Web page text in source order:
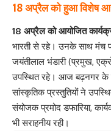
18 अप्रैल को हुआ विशेष
18 अप्रैल को आयोजित
भारती से रहे। उनके साथ मंच
जयंतीलाल भंडारी (प्रमुख,
उपस्थित रहे। आज बढ़नगर के
सांस्कृतिक प्रस्तुतियों ने
संयोजक प्रमोद डफारिया,
भी सराहनीय रही।